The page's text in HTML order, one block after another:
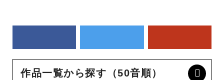
作品一覧から探す（50音順）